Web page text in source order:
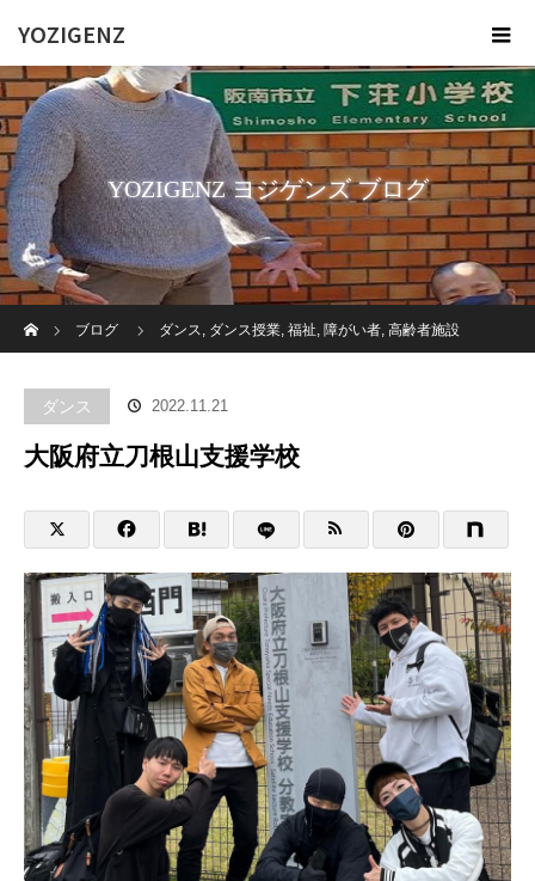
YOZIGENZ
YOZIGENZ ヨジゲンズ ブログ
ブログ
ダンス, ダンス授業, 福祉, 障がい者, 高齢者施設
ダンス 2022.11.21
大阪府立刀根山支援学校